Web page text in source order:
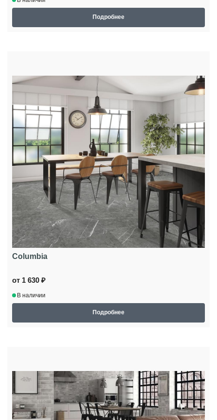
Подробнее
Columbia
от 1 630 ₽
В наличии
Подробнее